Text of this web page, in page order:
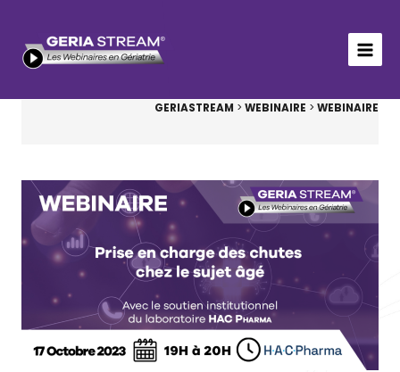
contenu
GERIASTREAM > WEBINAIRE > WEBINAIRE